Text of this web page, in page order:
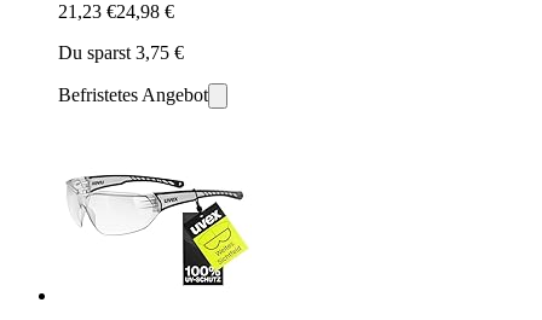
21,23 €24,98 €
Du sparst 3,75 €
Befristetes Angebot